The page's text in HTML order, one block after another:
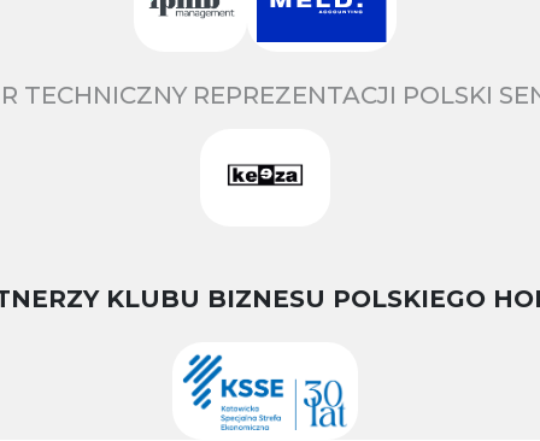
TECHNICZNY REPREZENTACJI POLSKI
KLUBU BIZNESU POLSKIEGO